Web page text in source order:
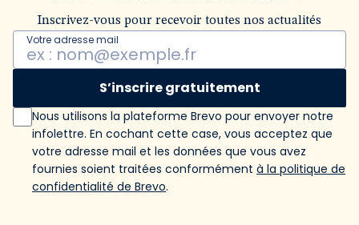
Inscrivez-vous pour recevoir toutes nos actualités
Votre adresse mail
S’inscrire gratuitement
Nous utilisons la plateforme Brevo pour envoyer notre
infolettre. En cochant cette case, vous acceptez que
votre adresse mail et les données que vous avez
fournies soient traitées conformément à la politique de
confidentialité de Brevo.